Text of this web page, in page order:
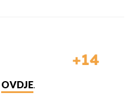
14
OVDJE.